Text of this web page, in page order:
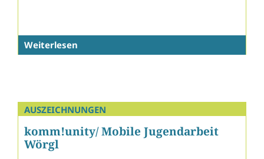
Weiterlesen
AUSZEICHNUNGEN
komm!unity/ Mobile Jugendarbeit
Wörgl